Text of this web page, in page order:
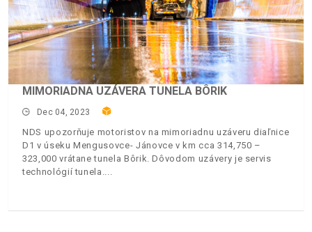
MIMORIADNA UZÁVERA TUNELA BÔRIK
Dec 04, 2023
NDS upozorňuje motoristov na mimoriadnu uzáveru diaľnice
D1 v úseku Mengusovce- Jánovce v km cca 314,750 –
323,000 vrátane tunela Bôrik. Dôvodom uzávery je servis
technológií tunela.